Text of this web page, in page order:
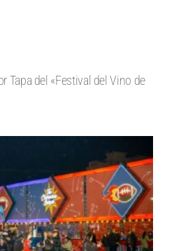
Tapa del «Festival del Vino de